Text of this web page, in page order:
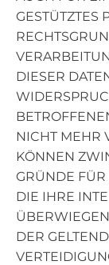
GESTÜTZTES
DIESER
NICHT MEHR
KÖNNEN
GRÜNDE
DIE IHRE
DER